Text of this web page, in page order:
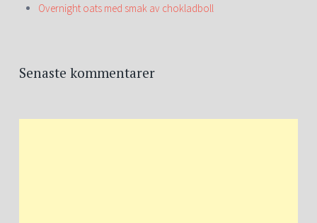
Overnight oats med smak av chokladboll
Senaste kommentarer